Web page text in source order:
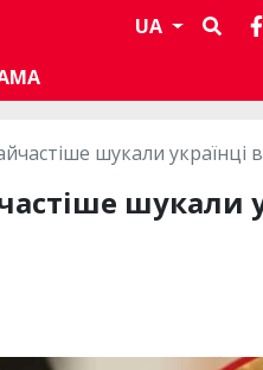
UA
шукали українці
шукали